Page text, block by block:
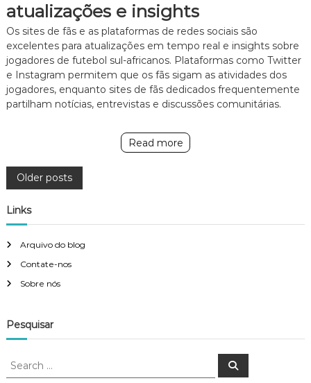
atualizações e insights
Os sites de fãs e as plataformas de redes sociais são
excelentes para atualizações em tempo real e insights sobre
jogadores de futebol sul-africanos. Plataformas como Twitter
e Instagram permitem que os fãs sigam as atividades dos
jogadores, enquanto sites de fãs dedicados frequentemente
partilham notícias, entrevistas e discussões comunitárias.
Read more
P
o
s
t
n
a
Older posts
Links
Arquivo do blog
Contate-nos
Sobre nós
Pesquisar
S
S